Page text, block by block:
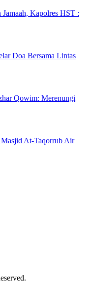
Jamaah, Kapolres HST :
Doa Bersama Lintas
Qowim: Merenungi
At-Taqorrub Air